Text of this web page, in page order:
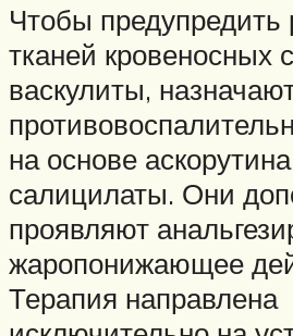
Чтобы
тканей кровеносных
васкулиты,
на основе
салицилаты. Они
проявляют
жаропонижающее
Терапия направлена